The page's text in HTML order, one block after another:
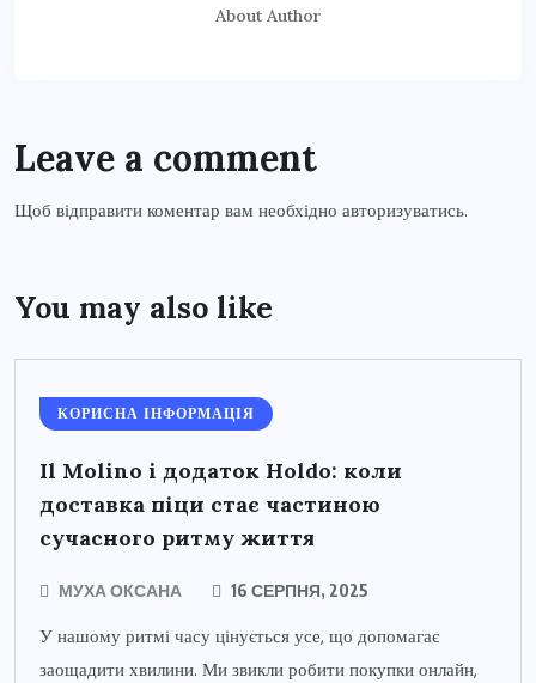
About Author
Leave a comment
Щоб відправити коментар вам необхідно авторизуватись.
You may also like
КОРИСНА ІНФОРМАЦІЯ
Il Molino і додаток Holdo: коли
доставка піци стає частиною
сучасного ритму життя
МУХА ОКСАНА 16 СЕРПНЯ, 2025
У нашому ритмі часу цінується усе, що допомагає
заощадити хвилини. Ми звикли робити покупки онлайн,